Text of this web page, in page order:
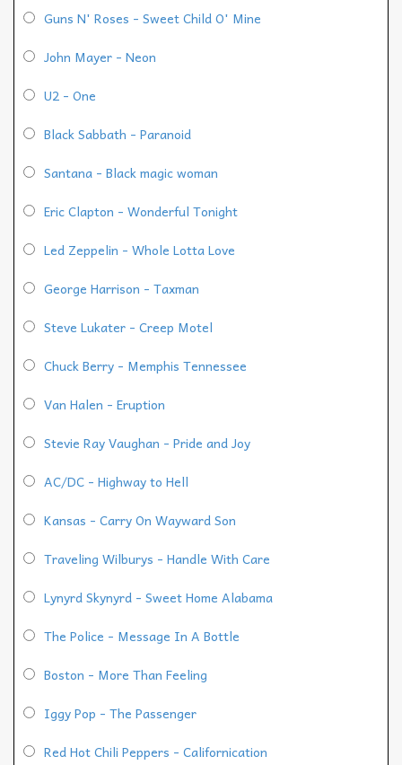
Guns N' Roses - Sweet Child O' Mine
John Mayer - Neon
U2 - One
Black Sabbath - Paranoid
Santana - Black magic woman
Eric Clapton - Wonderful Tonight
Led Zeppelin - Whole Lotta Love
George Harrison - Taxman
Steve Lukater - Creep Motel
Chuck Berry - Memphis Tennessee
Van Halen - Eruption
Stevie Ray Vaughan - Pride and Joy
AC/DC - Highway to Hell
Kansas - Carry On Wayward Son
Traveling Wilburys - Handle With Care
Lynyrd Skynyrd - Sweet Home Alabama
The Police - Message In A Bottle
Boston - More Than Feeling
Iggy Pop - The Passenger
Red Hot Chili Peppers - Californication